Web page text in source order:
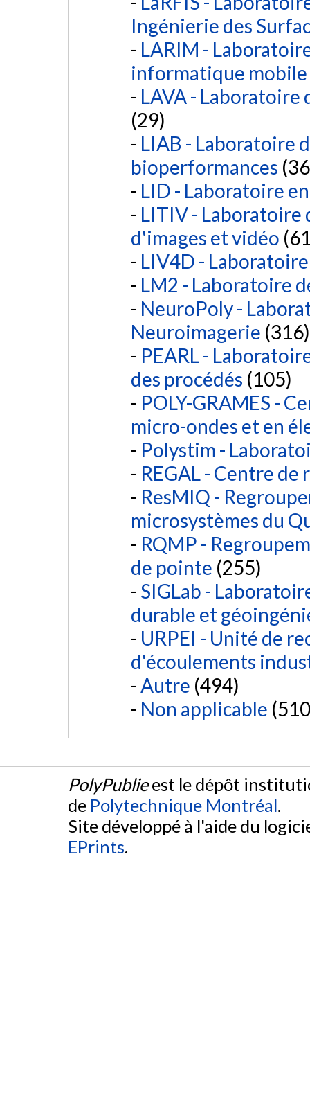
Ingénierie des
LARIM -
informatique mobile
LAVA -
(29)
LIAB - Laboratoire
bioperformances
LID - Laboratoire
LITIV -
d'images et vidéo
LIV4D -
LM2 - Laboratoire
NeuroPoly -
Neuroimagerie (316)
PEARL -
des procédés (105)
POLY-GRAMES -
micro-ondes et en
Polystim -
REGAL - Centre
ResMIQ -
microsystèmes du
RQMP -
de pointe (255)
SIGLab -
durable et
URPEI - Unité de
d'écoulements
Autre (494)
Non applicable
PolyPublieest le dépôt
de Polytechnique Montréal.
Site développé à l'aide du
EPrints.